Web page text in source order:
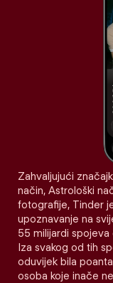
Zahvaljujući
način, Astrološki
fotografije, Tinder
upoznavanje na
55 milijardi spojeva
Iza svakog od tih
oduvijek bila
osoba koje inače